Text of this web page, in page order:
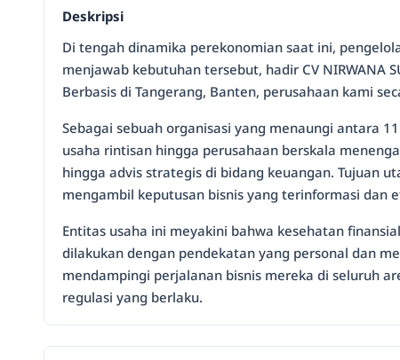
Deskripsi
Di tengah dinamika perekonomian saat ini,
menjawab kebutuhan tersebut, hadir CV NIRWANA
Berbasis di Tangerang, Banten, perusahaan kami
Sebagai sebuah organisasi yang menaungi antara
usaha rintisan hingga perusahaan berskala
hingga advis strategis di bidang keuangan. Tujuan
mengambil keputusan bisnis yang terinformasi dan
Entitas usaha ini meyakini bahwa kesehatan
dilakukan dengan pendekatan yang personal dan
mendampingi perjalanan bisnis mereka di seluruh
regulasi yang berlaku.